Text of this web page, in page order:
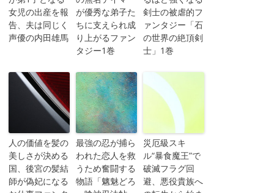
女児の出産を報
告、夫は同じく
声優の内田雄馬
が優秀な弟子た
ちに支えられ成
り上がるファン
タジー1巻
剣士の被虐的フ
ァンタジー「石
の世界の絶頂剣
士」1巻
人の価値を髪の
美しさが決める
国、後宮の髪結
師が偽妃になる
最強の忍が捕ら
われた恋人を救
うため奮闘する
物語「魑魅どろ
災厄級スキ
ル“暴食魔王”で
破滅フラグ回
避、悪役貴族へ